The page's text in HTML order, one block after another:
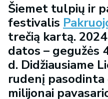
Šiemet tulpių ir
festivalis
trečią kartą.
datos – gegužės
d. Didžiausiame
rudenį pasodinta
milijonai